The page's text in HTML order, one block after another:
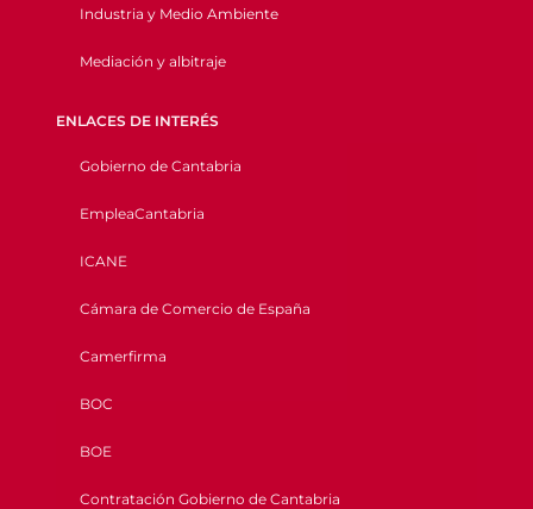
Industria y Medio Ambiente
Mediación y albitraje
ENLACES DE INTERÉS
Gobierno de Cantabria
EmpleaCantabria
ICANE
Cámara de Comercio de España
Camerfirma
BOC
BOE
Contratación Gobierno de Cantabria